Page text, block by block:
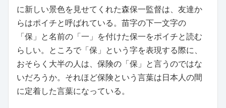
に新しい景色を見せてくれた森保一監督は、友達か
らはポイチと呼ばれている。苗字の下一文字の
「保」と名前の「一」を付けた保一をポイチと読む
らしい。ところで「保」という字を表現する際に、
おそらく大半の人は、保険の「保」と言うのではな
いだろうか。それほど保険という言葉は日本人の間
に定着した言葉になっている。